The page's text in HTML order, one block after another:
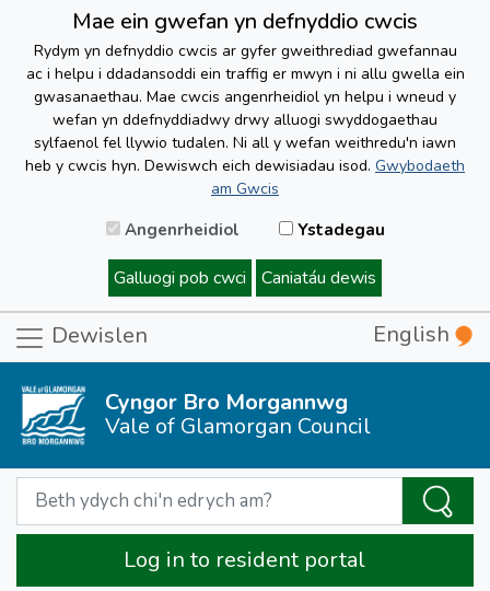
Mae ein gwefan yn defnyddio cwcis
Rydym yn defnyddio cwcis ar gyfer gweithrediad gwefannau
ac i helpu i ddadansoddi ein traffig er mwyn i ni allu gwella ein
gwasanaethau. Mae cwcis angenrheidiol yn helpu i wneud y
wefan yn ddefnyddiadwy drwy alluogi swyddogaethau
sylfaenol fel llywio tudalen. Ni all y wefan weithredu'n iawn
heb y cwcis hyn. Dewiswch eich dewisiadau isod. Gwybodaeth
am Gwcis
Angenrheidiol Ystadegau
Galluogi pob cwci Caniatáu dewis
Dewislen English
Cyngor Bro Morgannwg
Vale of Glamorgan Council
Log in to resident portal